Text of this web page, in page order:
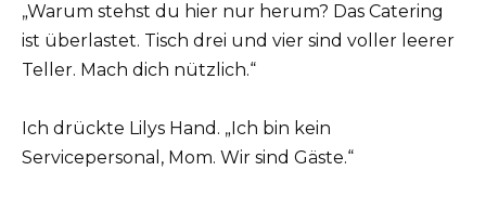
„Warum stehst du hier nur herum? Das Catering
ist überlastet. Tisch drei und vier sind voller leerer
Teller. Mach dich nützlich.“
Ich drückte Lilys Hand. „Ich bin kein
Servicepersonal, Mom. Wir sind Gäste.“